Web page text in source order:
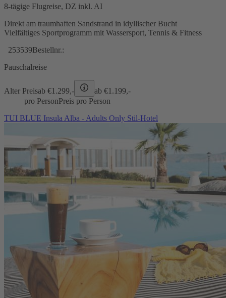
8-tägige Flugreise, DZ inkl. AI
Direkt am traumhaften Sandstrand in idyllischer Bucht
Vielfältiges Sportprogramm mit Wassersport, Tennis & Fitness
253539Bestellnr.:
Pauschalreise
Alter Preisab €1.299,- ab €1.199,-
pro PersonPreis pro Person
TUI BLUE Insula Alba - Adults Only Stil-Hotel